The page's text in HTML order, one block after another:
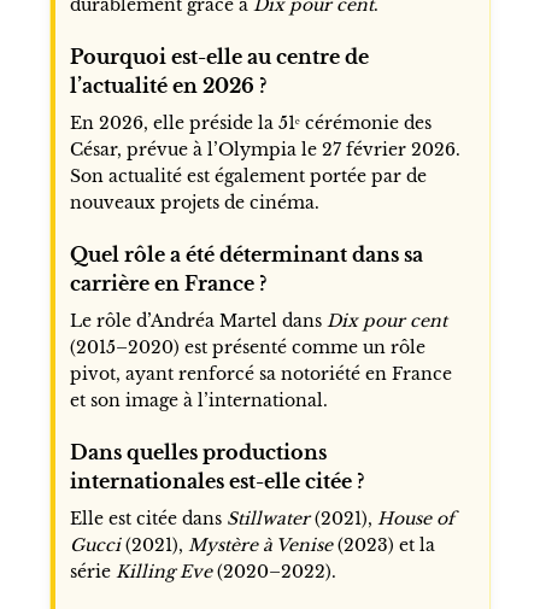
durablement grâce à Dix pour cent.
Pourquoi est-elle au centre de
l’actualité en 2026 ?
En 2026, elle préside la 51ᵉ cérémonie des
César, prévue à l’Olympia le 27 février 2026.
Son actualité est également portée par de
nouveaux projets de cinéma.
Quel rôle a été déterminant dans sa
carrière en France ?
Le rôle d’Andréa Martel dans Dix pour cent
(2015–2020) est présenté comme un rôle
pivot, ayant renforcé sa notoriété en France
et son image à l’international.
Dans quelles productions
internationales est-elle citée ?
Elle est citée dans Stillwater(2021), House of
Gucci(2021), Mystère à Venise(2023) et la
série Killing Eve(2020–2022).